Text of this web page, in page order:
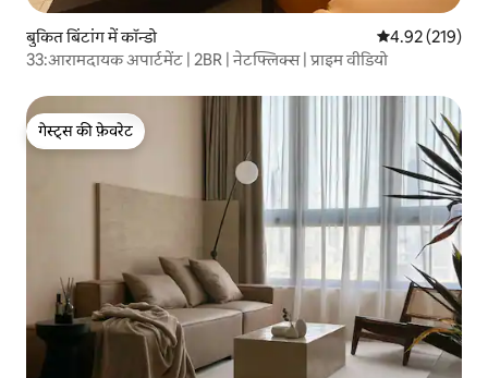
बुकित बिंटांग में कॉन्डो औसत रेटिंग 5 में से
4.92 (219)
33:आरामदायक अपार्टमेंट | 2BR | नेटफ्लिक्स | प्राइम वीडियो
गेस्ट्स की फ़ेवरेट
गेस्ट्स की फ़ेवरेट